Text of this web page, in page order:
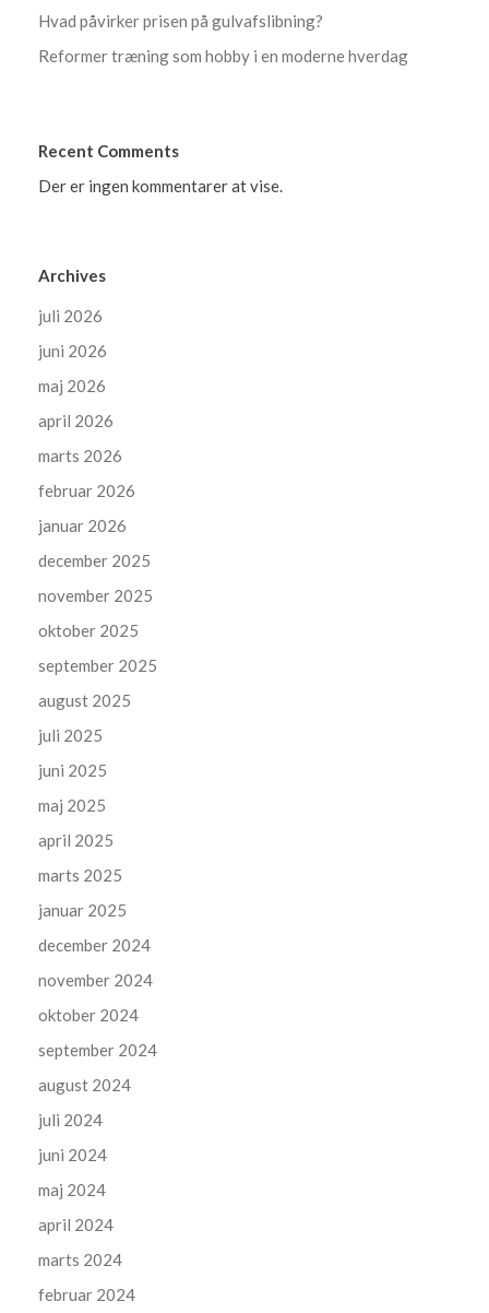
Hvad påvirker prisen på gulvafslibning?
Reformer træning som hobby i en moderne hverdag
Recent Comments
Der er ingen kommentarer at vise.
Archives
juli 2026
juni 2026
maj 2026
april 2026
marts 2026
februar 2026
januar 2026
december 2025
november 2025
oktober 2025
september 2025
august 2025
juli 2025
juni 2025
maj 2025
april 2025
marts 2025
januar 2025
december 2024
november 2024
oktober 2024
september 2024
august 2024
juli 2024
juni 2024
maj 2024
april 2024
marts 2024
februar 2024